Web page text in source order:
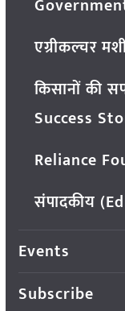
एग्रीकल्चर
किसानों की
Success
Reliance
संपादकीय
Events
Subscribe